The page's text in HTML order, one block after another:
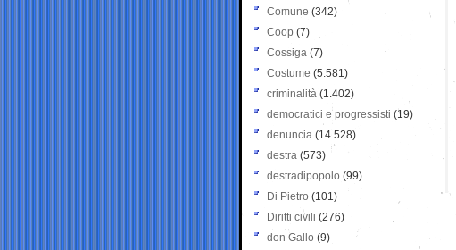
Comune (342)
Coop (7)
Cossiga (7)
Costume (5.581)
criminalità (1.402)
democratici e progressisti (19)
denuncia (14.528)
destra (573)
destradipopolo (99)
Di Pietro (101)
Diritti civili (276)
don Gallo (9)